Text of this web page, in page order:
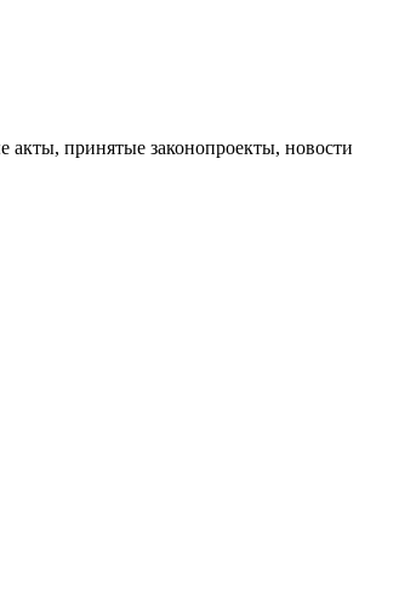
акты, принятые законопроекты, новости